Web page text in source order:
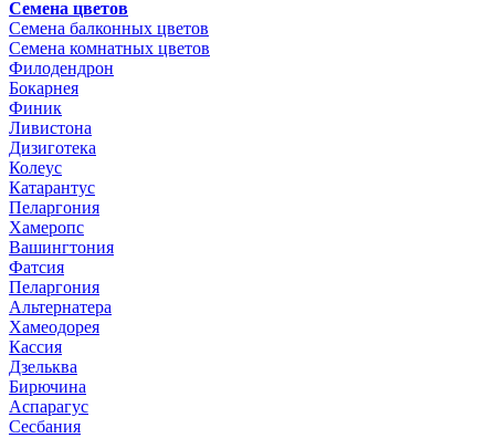
Семена цветов
Семена балконных цветов
Семена комнатных цветов
Филодендрон
Бокарнея
Финик
Ливистона
Дизиготека
Колеус
Катарантус
Пеларгония
Хамеропс
Вашингтония
Фатсия
Пеларгония
Альтернатера
Хамеодорея
Кассия
Дзельква
Бирючина
Аспарагус
Сесбания